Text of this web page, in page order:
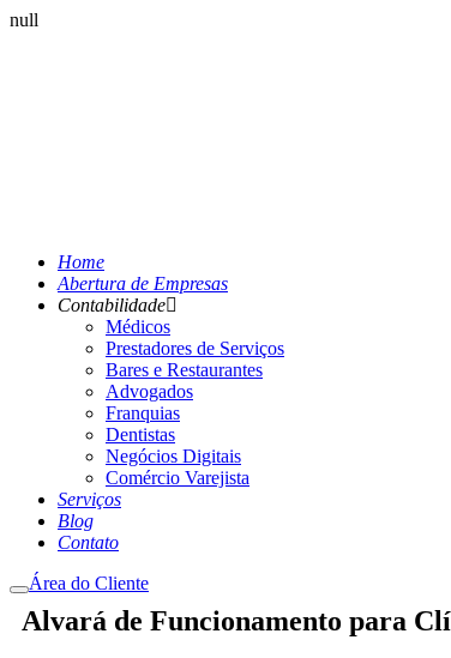
null
Home
Abertura de Empresas
Contabilidade
Médicos
Prestadores de Serviços
Bares e Restaurantes
Advogados
Franquias
Dentistas
Negócios Digitais
Comércio Varejista
Serviços
Blog
Contato
Área do Cliente
Alvará de Funcionamento para